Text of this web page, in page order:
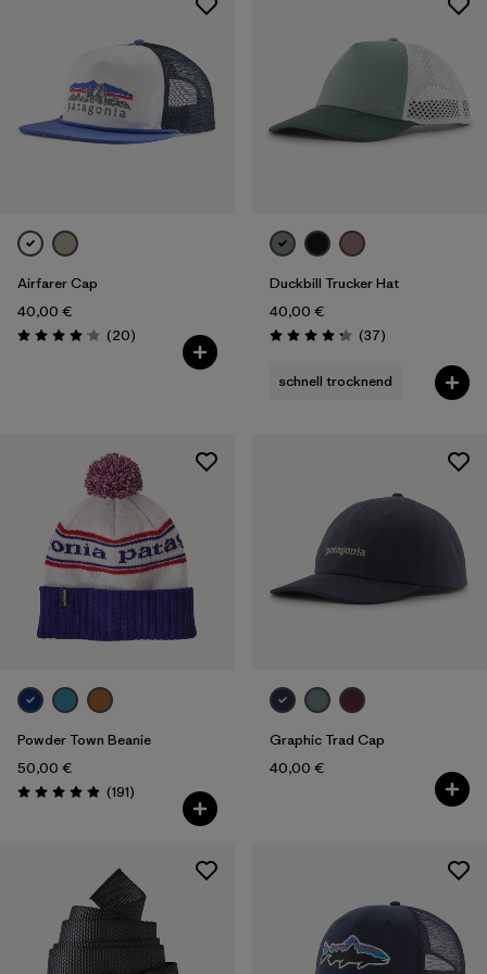
Airfarer Cap
40,00 €
Bewertung: 4.1 / 5
(20Rezensionen
)
Duckbill Trucker Hat
40,00 €
Bewertung: 4.3 / 5
(37Rezensionen
)
schnell trocknend
Powder Town Beanie
50,00 €
Bewertung: 4.9 / 5
(191Rezensionen
)
Graphic Trad Cap
40,00 €